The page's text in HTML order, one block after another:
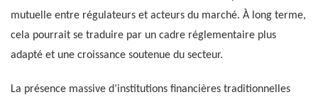
mutuelle entre régulateurs et acteurs du marché. À long terme,
cela pourrait se traduire par un cadre réglementaire plus
adapté et une croissance soutenue du secteur.
La présence massive d’institutions financières traditionnelles